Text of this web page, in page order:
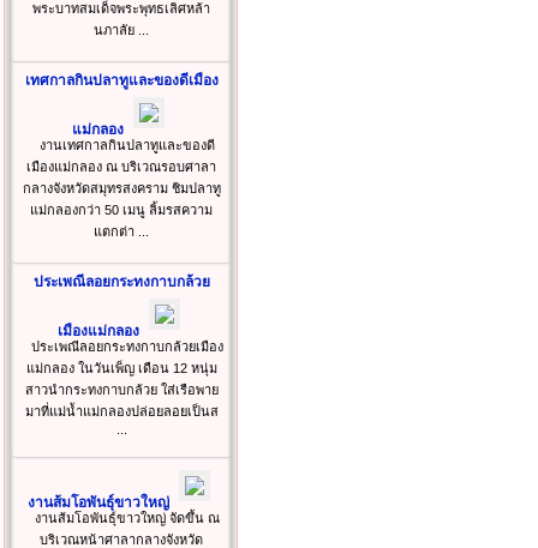
พระบาทสมเด็จพระพุทธเลิศหล้า
นภาลัย ...
เทศกาลกินปลาทูและของดีเมือง
แม่กลอง
งานเทศกาลกินปลาทูและของดี
เมืองแม่กลอง ณ บริเวณรอบศาลา
กลางจังหวัดสมุทรสงคราม ชิมปลาทู
แม่กลองกว่า 50 เมนู ลิ้มรสความ
แตกต่า ...
ประเพณีลอยกระทงกาบกล้วย
เมืองแม่กลอง
ประเพณีลอยกระทงกาบกล้วยเมือง
แม่กลอง ในวันเพ็ญ เดือน 12 หนุ่ม
สาวนำกระทงกาบกล้วย ใส่เรือพาย
มาที่แม่น้ำแม่กลองปล่อยลอยเป็นส
งานส้มโอพันธุ์ขาวใหญ่
งานส้มโอพันธุ์ขาวใหญ่ จัดขึ้น ณ
บริเวณหน้าศาลากลางจังหวัด